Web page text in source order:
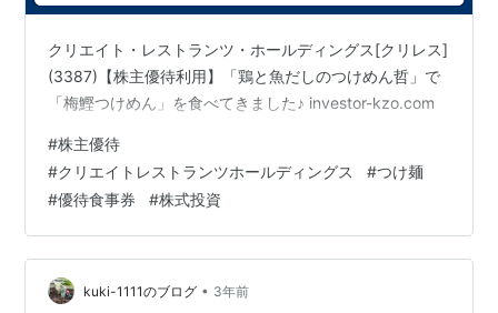
クリエイト・レストランツ・ホールディングス[クリレス]
(3387)【株主優待利用】「鶏と魚だしのつけめん哲」で
「梅鰹つけめん」を食べてきました♪ investor-kzo.com
#株主優待
#クリエイトレストランツホールディングス #つけ麺
#優待食事券 #株式投資
kuki-1111のブログ • 3年前